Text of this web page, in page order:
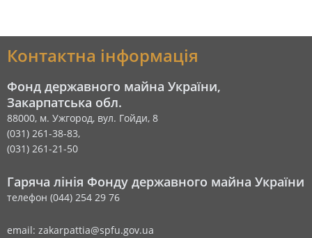
Контактна інформація
Фонд державного майна України,
Закарпатська обл.
88000, м. Ужгород, вул. Гойди, 8
(031) 261-38-83,
(031) 261-21-50
Гаряча лінія Фонду державного майна України
телефон (044) 254 29 76
email: zakarpattia@spfu.gov.ua